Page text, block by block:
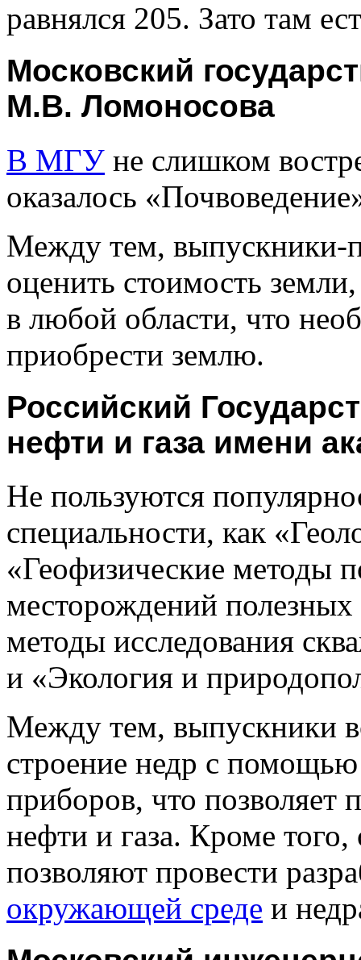
равнялся 205. Зато там
Московский
М.В. Ломоносова
В МГУ не слишком
оказалось
Между тем, выпускники-
оценить стоимость
в любой области, что
приобрести землю.
Российский
нефти и газа имени
Не пользуются
специальности, как
«Геофизические методы
месторождений
методы исследования
и «Экология и
Между тем, выпускники
строение недр с
приборов, что позволяет
нефти и газа. Кроме
позволяют провести
окружающей среде и